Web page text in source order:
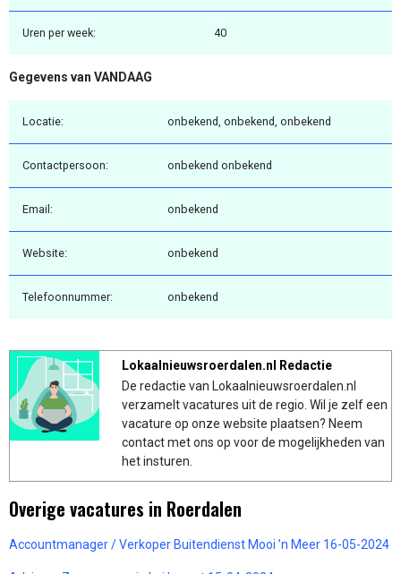
Uren per week: 40
Gegevens van VANDAAG
Locatie: onbekend, onbekend, onbekend
Contactpersoon: onbekend onbekend
Email: onbekend
Website: onbekend
Telefoonnummer: onbekend
Lokaalnieuwsroerdalen.nl Redactie
De redactie van Lokaalnieuwsroerdalen.nl
verzamelt vacatures uit de regio. Wil je zelf een
vacature op onze website plaatsen? Neem
contact met ons op voor de mogelijkheden van
het insturen.
Overige vacatures in Roerdalen
Accountmanager / Verkoper Buitendienst Mooi ’n Meer 16-05-2024